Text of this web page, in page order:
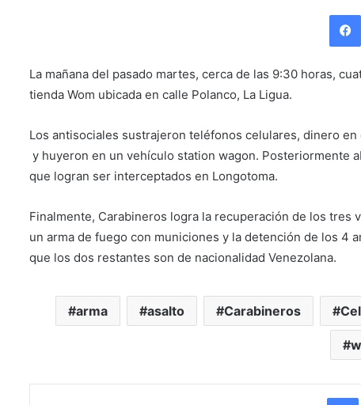
La mañana del pasado martes, cerca de las 9:30 horas,
tienda Wom ubicada en calle Polanco, La Ligua.
Los antisociales sustrajeron teléfonos celulares, dinero
y huyeron en un vehículo station wagon. Posteriormente
que logran ser interceptados en Longotoma.
Finalmente, Carabineros logra la recuperación de los
un arma de fuego con municiones y la detención de los 4
que los dos restantes son de nacionalidad Venezolana.
arma asalto Carabineros